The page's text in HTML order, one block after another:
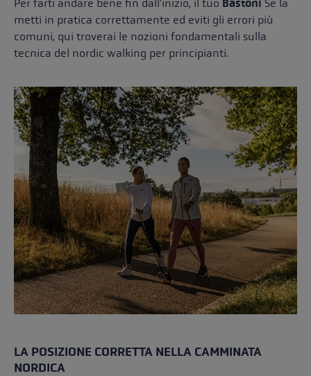
Per farti andare bene fin dall'inizio, il tuo Bastoni Se la
metti in pratica correttamente ed eviti gli errori più
comuni, qui troverai le nozioni fondamentali sulla
tecnica del nordic walking per principianti.
LA POSIZIONE CORRETTA NELLA CAMMINATA
NORDICA